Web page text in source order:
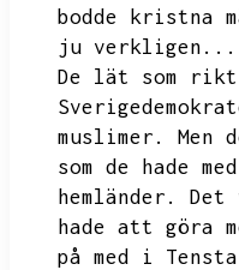
bodde kristna
ju verkligen...
De lät som
muslimer.
Men
som de hade
hemländer.
Det
hade att göra
på med i